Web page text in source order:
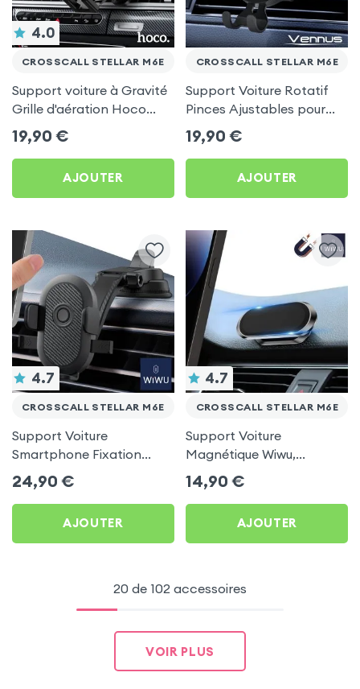
4.0
CROSSCALL STELLAR M6E
Support voiture à Gravité
Grille d'aération Hoco
Noir pour Crosscall Stellar
M6E
19,90 €
AJOUTER
CROSSCALL STELLAR M6E
Support Voiture Rotatif
Pinces Ajustables pour
Crosscall Stellar M6E
19,90 €
AJOUTER
4.7
CROSSCALL STELLAR M6E
Support Voiture
Smartphone Fixation
Ventouse Noir, Wiwu pour
Crosscall Stellar M6E
24,90 €
AJOUTER
4.7
CROSSCALL STELLAR M6E
Support Voiture
Magnétique Wiwu,
Rotation 360° pour
Crosscall Stellar M6E
14,90 €
AJOUTER
20 de 102 accessoires
VOIR PLUS